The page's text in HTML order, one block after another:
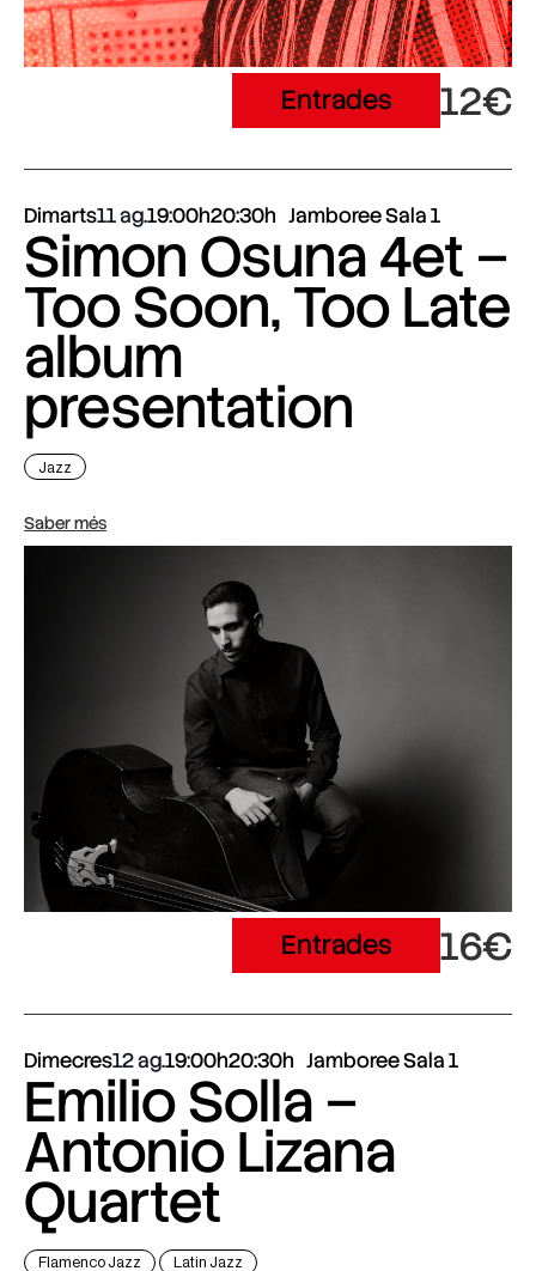
Entrades 12€
Dimarts11 ag.19:00h20:30h Jamboree Sala 1
Simon Osuna 4et –
Too Soon, Too Late
album
presentation
Jazz
Saber més
Entrades 16€
Dimecres12 ag.19:00h20:30h Jamboree Sala 1
Emilio Solla –
Antonio Lizana
Quartet
Flamenco Jazz Latin Jazz